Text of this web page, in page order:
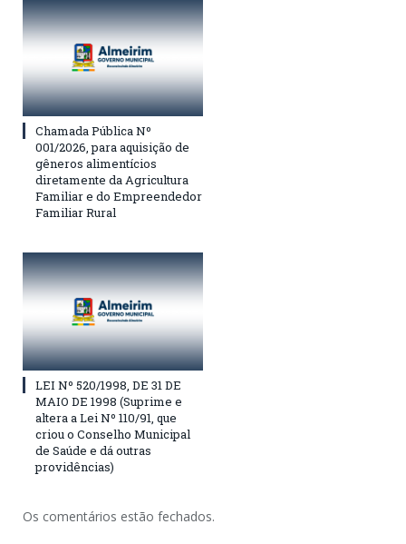
Chamada Pública Nº
001/2026, para aquisição de
gêneros alimentícios
diretamente da Agricultura
Familiar e do Empreendedor
Familiar Rural
LEI Nº 520/1998, DE 31 DE
MAIO DE 1998 (Suprime e
altera a Lei Nº 110/91, que
criou o Conselho Municipal
de Saúde e dá outras
providências)
Os comentários estão fechados.